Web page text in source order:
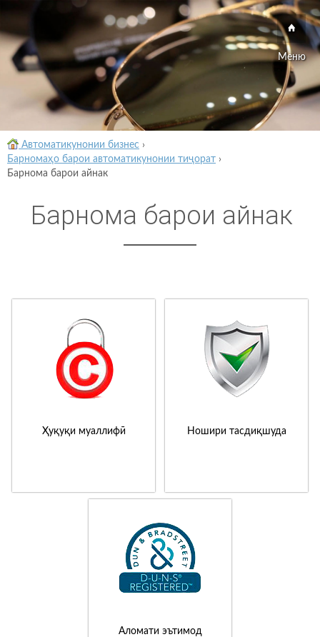
Меню
Автоматикунонии бизнес ›
Барномаҳо барои автоматикунонии тиҷорат ›
Барнома барои айнак
Барнома барои айнак
Ҳуқуқи муаллифӣ Ношири тасдиқшуда
Аломати эътимод